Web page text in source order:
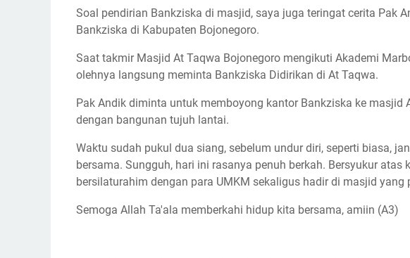
Soal pendirian Bankziska di masjid, saya juga teringat cerita Pak
Bankziska di Kabupaten Bojonegoro.
Saat takmir Masjid At Taqwa Bojonegoro mengikuti Akademi
olehnya langsung meminta Bankziska Didirikan di At Taqwa.
Pak Andik diminta untuk memboyong kantor Bankziska ke masjid
dengan bangunan tujuh lantai.
Waktu sudah pukul dua siang, sebelum undur diri, seperti biasa,
bersama. Sungguh, hari ini rasanya penuh berkah. Bersyukur atas
bersilaturahim dengan para UMKM sekaligus hadir di masjid yang
Semoga Allah Ta'ala memberkahi hidup kita bersama, amiin (A3)